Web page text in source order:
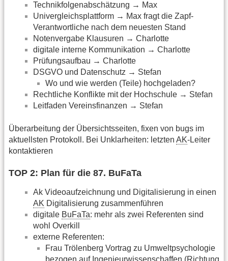
Technikfolgenabschätzung → Max
Univergleichsplattform → Max fragt die Zapf-
Verantwortliche nach dem neuesten Stand
Notenvergabe Klausuren → Charlotte
digitale interne Kommunikation → Charlotte
Prüfungsaufbau → Charlotte
DSGVO und Datenschutz → Stefan
Wo und wie werden (Teile) hochgeladen?
Rechtliche Konflikte mit der Hochschule → Stefan
Leitfaden Vereinsfinanzen → Stefan
Überarbeitung der Übersichtsseiten, fixen von bugs im
aktuellsten Protokoll. Bei Unklarheiten: letzten AK-Leiter
kontaktieren
TOP 2: Plan für die 87. BuFaTa
Ak Videoaufzeichnung und Digitalisierung in einen
AK Digitalisierung zusammenführen
digitale BuFaTa: mehr als zwei Referenten sind
wohl Overkill
externe Referenten:
Frau Trölenberg Vortrag zu Umweltpsychologie
bezogen auf Ingenieurwissenschaffen (Richtung